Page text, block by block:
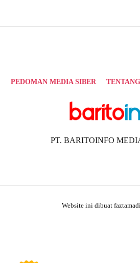
PEDOMAN MEDIA SIBER
PT. BARITOINFO
Website ini dibuat